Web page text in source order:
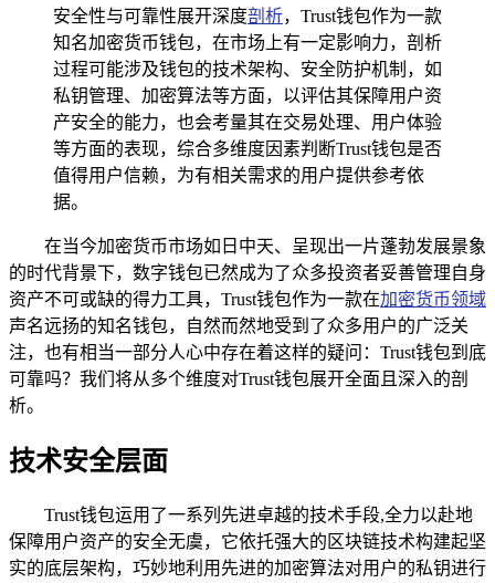
安全性与可靠性展开深度剖析，Trust钱包作为一款
知名加密货币钱包，在市场上有一定影响力，剖析
过程可能涉及钱包的技术架构、安全防护机制，如
私钥管理、加密算法等方面，以评估其保障用户资
产安全的能力，也会考量其在交易处理、用户体验
等方面的表现，综合多维度因素判断Trust钱包是否
值得用户信赖，为有相关需求的用户提供参考依
据。
在当今加密货币市场如日中天、呈现出一片蓬勃发展景象
的时代背景下，数字钱包已然成为了众多投资者妥善管理自身
资产不可或缺的得力工具，Trust钱包作为一款在加密货币领域
声名远扬的知名钱包，自然而然地受到了众多用户的广泛关
注，也有相当一部分人心中存在着这样的疑问：Trust钱包到底
可靠吗？我们将从多个维度对Trust钱包展开全面且深入的剖
析。
技术安全层面
Trust钱包运用了一系列先进卓越的技术手段,全力以赴地
保障用户资产的安全无虞，它依托强大的区块链技术构建起坚
实的底层架构，巧妙地利用先进的加密算法对用户的私钥进行